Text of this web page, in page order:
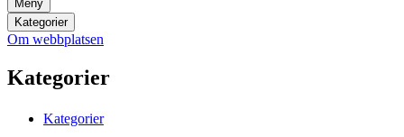
Meny
Kategorier
Om webbplatsen
Kategorier
Kategorier